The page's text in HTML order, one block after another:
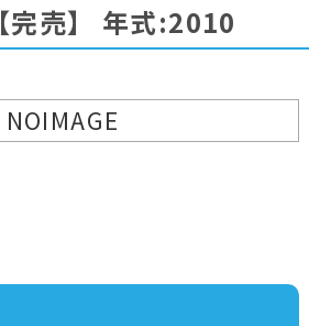
【完売】 年式:2010
NOIMAGE